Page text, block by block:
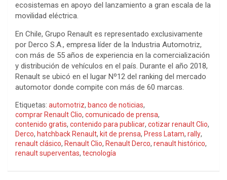
ecosistemas en apoyo del lanzamiento a gran escala de la
movilidad eléctrica.
En Chile, Grupo Renault es representado exclusivamente
por Derco S.A., empresa líder de la Industria Automotriz,
con más de 55 años de experiencia en la comercialización
y distribución de vehículos en el país. Durante el año 2018,
Renault se ubicó en el lugar Nº12 del ranking del mercado
automotor donde compite con más de 60 marcas.
Etiquetas: automotriz, banco de noticias,
comprar Renault Clio, comunicado de prensa,
contenido gratis, contenido para publicar, cotizar renault Clio,
Derco, hatchback Renault, kit de prensa, Press Latam, rally,
renault clásico, Renault Clio, Renault Derco, renault histórico,
renault superventas, tecnología